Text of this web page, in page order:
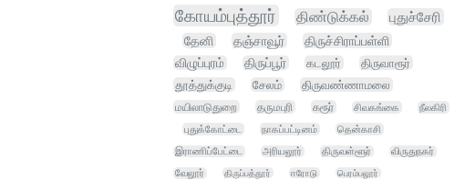
கோயம்புத்தூர் திண்டுக்கல் புதுச்சேரி
தேனி தஞ்சாவூர் திருச்சிராப்பள்ளி
விழுப்புரம் திருப்பூர் கடலூர்
திருவாரூர்
தூத்துக்குடி
சேலம் திருவண்ணாமலை
மயிலாடுதுறை தருமபுரி கரூர் சிவகங்கை
நீலகிரி
புதுக்கோட்டை
நாகப்பட்டினம் தென்காசி
இராணிப்பேட்டை அரியலூர் திருவள்ளூர்
விருதுநகர்
வேலூர்
திருப்பத்தூர் ஈரோடு
பெரம்பலூர்